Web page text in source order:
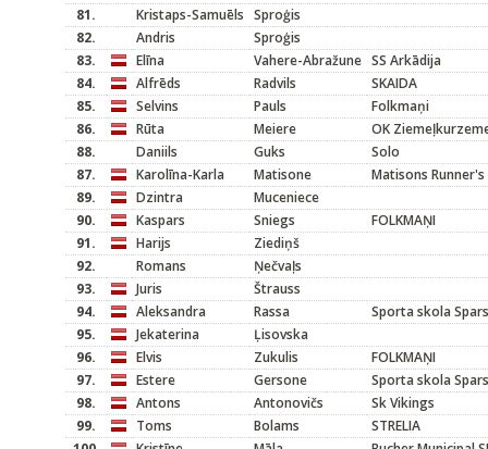
81.
Kristaps-Samuēls Sproģis
82.
Andris
Sproģis
83.
Elīna Vahere-Abražune SS Arkādija
84.
Alfrēds Radvils
SKAIDA
85.
Selvins Pauls
Folkmaņi
86.
Rūta Meiere
OK
88.
Daniils Guks
Solo
87.
Karolīna-Karla Matisone
Matisons Runner's
89.
Dzintra
Muceniece
90.
Kaspars Sniegs
FOLKMAŅI
91.
Harijs
Ziediņš
92.
Romans
Ņečvaļs
93.
Juris
Štrauss
94.
Aleksandra Rassa
Sporta skola Spars
95.
Jekaterina
Ļisovska
96.
Elvis Zukulis
FOLKMAŅI
97.
Estere Gersone
Sporta skola Spars
98.
Antons Antonovičs
Sk Vikings
99.
Toms Bolams
STRELIA